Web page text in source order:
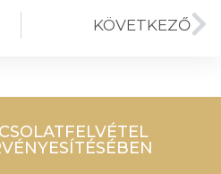
KÖVETKEZŐ